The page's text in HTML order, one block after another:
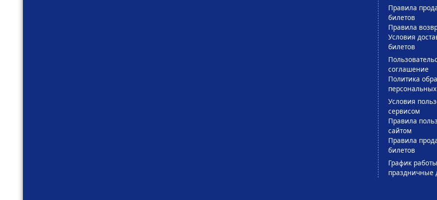
Правила
билетов
Правила
Условия
билетов
соглашение
Политика
Условия
сервисом
Правила
сайтом
Правила
билетов
График
праздничные